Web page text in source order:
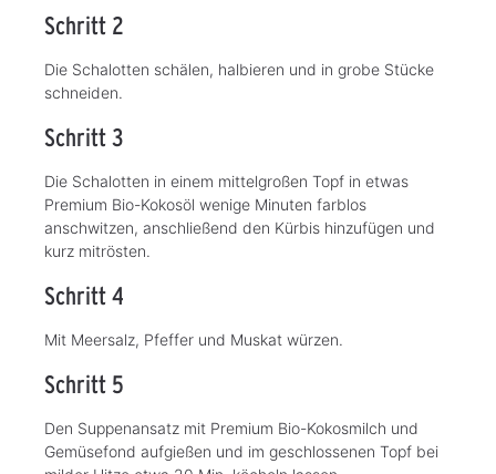
Schritt 2
Die Schalotten schälen, halbieren und in grobe Stücke
schneiden.
Schritt 3
Die Schalotten in einem mittelgroßen Topf in etwas
Premium Bio-Kokosöl wenige Minuten farblos
anschwitzen, anschließend den Kürbis hinzufügen und
kurz mitrösten.
Schritt 4
Mit Meersalz, Pfeffer und Muskat würzen.
Schritt 5
Den Suppenansatz mit Premium Bio-Kokosmilch und
Gemüsefond aufgießen und im geschlossenen Topf bei